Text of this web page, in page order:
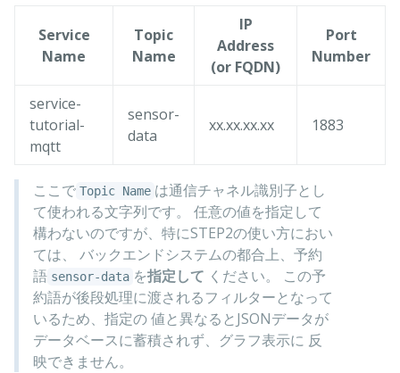
Service
Name
Topic
Name
IP
Address
(or FQDN)
Port
Number
service-
tutorial-
mqtt
sensor-
data
xx.xx.xx.xx 1883
ここで Topic Name は通信チャネル識別子とし
て使われる文字列です。 任意の値を指定して
構わないのですが、特にSTEP2の使い方におい
ては、 バックエンドシステムの都合上、予約
語 sensor-data を指定して ください。 この予
約語が後段処理に渡されるフィルターとなって
いるため、指定の 値と異なるとJSONデータが
データベースに蓄積されず、グラフ表示に 反
映できません。